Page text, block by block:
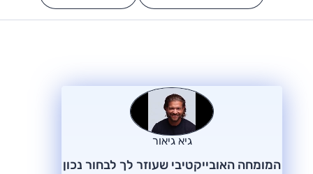
גיא גיאור
המומחה האובייקטיבי שעוזר לך לבחור נכון